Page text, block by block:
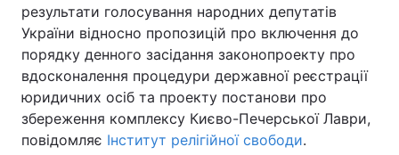
результати голосування народних депутатів
України відносно пропозицій про включення до
порядку денного засідання законопроекту про
вдосконалення процедури державної реєстрації
юридичних осіб та проекту постанови про
збереження комплексу Києво-Печерської Лаври,
повідомляє Інститут релігійної свободи.